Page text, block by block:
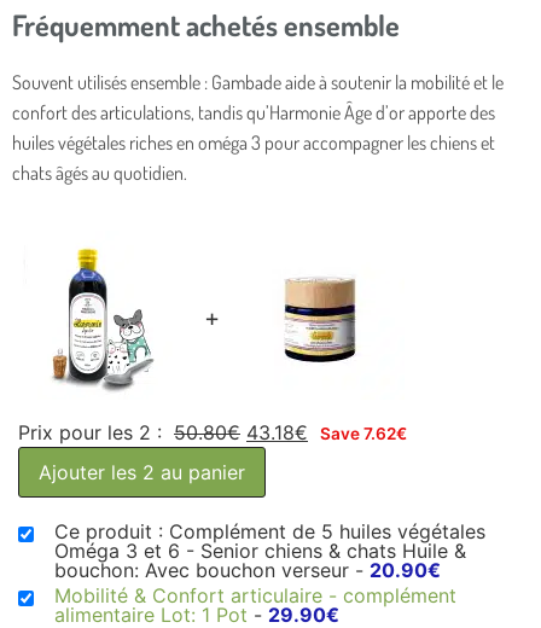
Fréquemment achetés ensemble​
Souvent utilisés ensemble : Gambade aide à soutenir la mobilité et le
confort des articulations, tandis qu’Harmonie Âge d’or apporte des
huiles végétales riches en oméga 3 pour accompagner les chiens et
chats âgés au quotidien.
+
Prix pour les 2 : 50.80€ 43.18€ Save7.62€
Ajouter les 2 au panier
Ce produit : Complément de 5 huiles végétales
Oméga 3 et 6 - Senior chiens & chats Huile &
bouchon: Avec bouchon verseur - 20.90€
Mobilité & Confort articulaire - complément
alimentaire Lot: 1 Pot - 29.90€